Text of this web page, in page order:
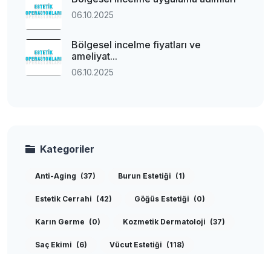
06.10.2025
Bölgesel incelme fiyatları ve
ameliyat...
06.10.2025
Kategoriler
Anti-Aging (37) Burun Estetiği (1)
Estetik Cerrahi (42) Göğüs Estetiği (0)
Karın Germe (0) Kozmetik Dermatoloji (37)
Saç Ekimi (6) Vücut Estetiği (118)